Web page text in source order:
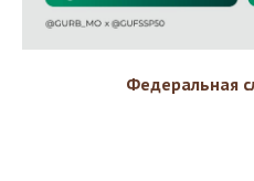
Федеральная